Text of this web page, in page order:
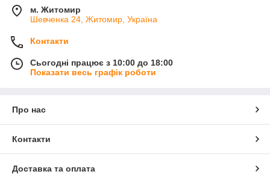
м. Житомир
Шевченка 24, Житомир, Україна
Контакти
Сьогодні працює з 10:00 до 18:00
Показати весь графік роботи
Про нас
Контакти
Доставка та оплата